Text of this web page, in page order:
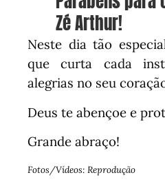
Zé Arthur!
Neste dia tão
que curta cada
alegrias no seu
Deus te abençoe e
Grande abraço!
Fotos/Vídeos: Reprodução